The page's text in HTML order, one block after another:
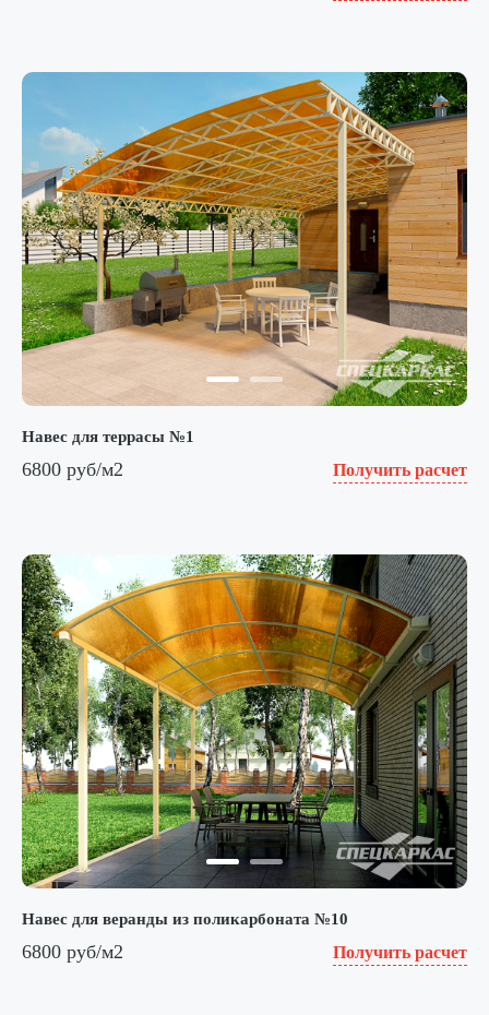
Навес для террасы №1
6800 руб/м2 Получить расчет
Навес для веранды из поликарбоната №10
6800 руб/м2 Получить расчет